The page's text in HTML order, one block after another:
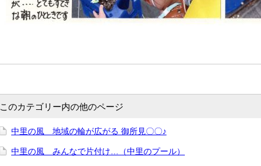
このカテゴリー内の他のページ
中里の風 地域の輪が広がる 御所見〇〇♪
中里の風 みんなで片付け…（中里のプール）